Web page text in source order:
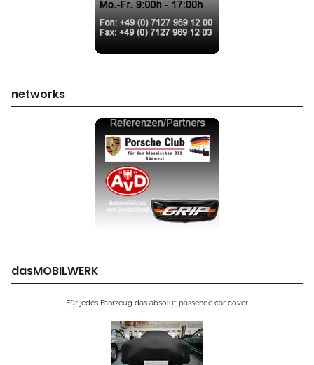
networks
dasMOBILWERK
Für jedes Fahrzeug das absolut passende car cover